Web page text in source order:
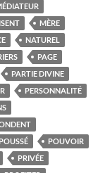
MÈRE
NATUREL
PAGE
PARTIE DIVINE
PERSONNALITÉ
POUSSÉ
POUVOIR
PRIVÉE